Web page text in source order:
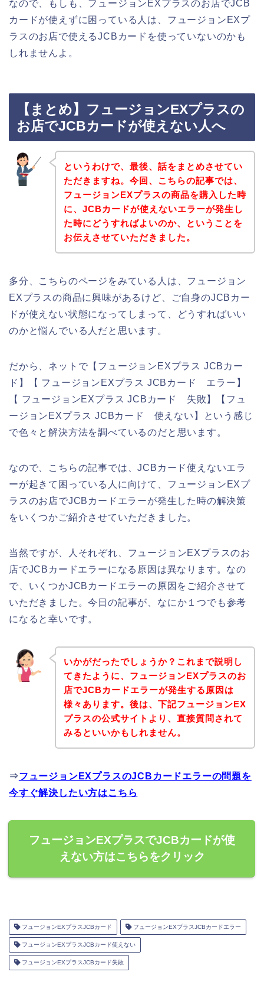
なので、もしも、フュージョンEXプラスのお店でJCB
カードが使えずに困っている人は、フュージョンEXプ
ラスのお店で使えるJCBカードを使っていないのかも
しれませんよ。
【まとめ】フュージョンEXプラスの
お店でJCBカードが使えない人へ
というわけで、最後、話をまとめさせてい
ただきますね。今回、こちらの記事では、
フュージョンEXプラスの商品を購入した時
に、JCBカードが使えないエラーが発生し
た時にどうすればよいのか、ということを
お伝えさせていただきました。
多分、こちらのページをみている人は、フュージョン
EXプラスの商品に興味があるけど、ご自身のJCBカー
ドが使えない状態になってしまって、どうすればいい
のかと悩んでいる人だと思います。
だから、ネットで【フュージョンEXプラス JCBカー
ド】【 フュージョンEXプラス JCBカード エラー】
【 フュージョンEXプラス JCBカード 失敗】【フュ
ージョンEXプラス JCBカード 使えない】という感じ
で色々と解決方法を調べているのだと思います。
なので、こちらの記事では、JCBカード使えないエラ
ーが起きて困っている人に向けて、フュージョンEXプ
ラスのお店でJCBカードエラーが発生した時の解決策
をいくつかご紹介させていただきました。
当然ですが、人それぞれ、フュージョンEXプラスのお
店でJCBカードエラーになる原因は異なります。なの
で、いくつかJCBカードエラーの原因をご紹介させて
いただきました。今日の記事が、なにか１つでも参考
になると幸いです。
いかがだったでしょうか？これまで説明し
てきたように、フュージョンEXプラスのお
店でJCBカードエラーが発生する原因は
様々あります。後は、下記フュージョンEX
プラスの公式サイトより、直接質問されて
みるといいかもしれません。
⇒フュージョンEXプラスのJCBカードエラーの問題を
今すぐ解決したい方はこちら
フュージョンEXプラスでJCBカードが使
えない方はこちらをクリック
フュージョンEXプラスJCBカード フュージョンEXプラスJCBカードエラー
フュージョンEXプラスJCBカード使えない
フュージョンEXプラスJCBカード失敗